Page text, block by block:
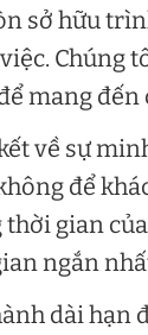
sở hữu
Chúng
mang đến
về sự
để
gian
ngắn
dài hạn